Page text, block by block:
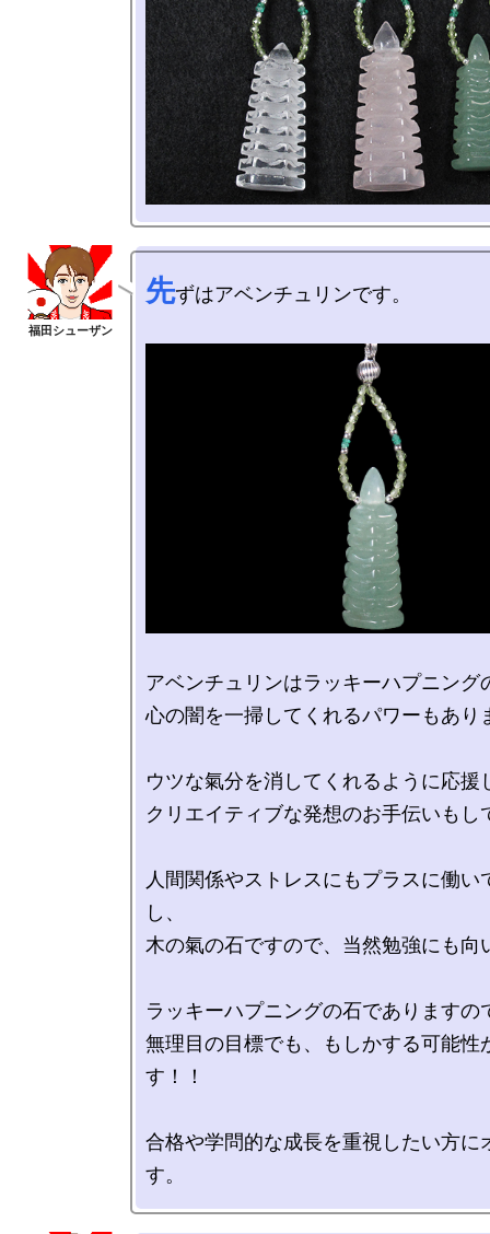
先ずはアベンチュリンです。
アベンチュリンはラッキーハプニング
心の闇を一掃してくれるパワーもあり
ウツな氣分を消してくれるように応援
クリエイティブな発想のお手伝いもし
人間関係やストレスにもプラスに働い
し、
木の氣の石ですので、当然勉強にも向
ラッキーハプニングの石でありますの
無理目の目標でも、もしかする可能性
す！！
合格や学問的な成長を重視したい方に